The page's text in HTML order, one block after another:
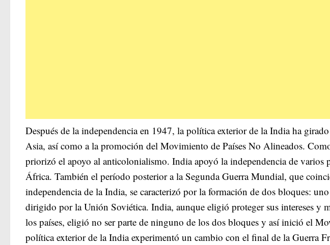
Después de la independencia en 1947, la política exterior de la India ha
Asia, así como a la promoción del Movimiento de Países No Alineados.
priorizó el apoyo al anticolonialismo. India apoyó la independencia de varios
África. También el período posterior a la Segunda Guerra Mundial, que
independencia de la India, se caracterizó por la formación de dos bloques:
dirigido por la Unión Soviética. India, aunque eligió proteger sus intereses y
los países, eligió no ser parte de ninguno de los dos bloques y así inició el
política exterior de la India experimentó un cambio con el final de la Guerra